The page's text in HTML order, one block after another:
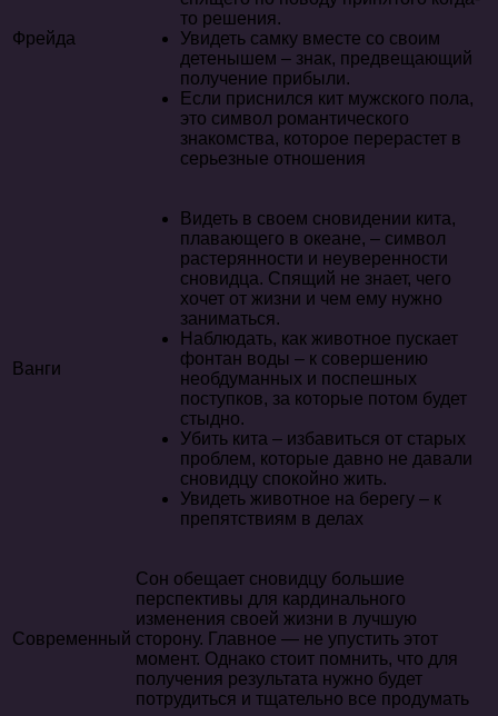
Фрейда
то решения.
Увидеть самку вместе со своим
детенышем – знак, предвещающий
получение прибыли.
Если приснился кит мужского пола,
это символ романтического
знакомства, которое перерастет в
серьезные отношения
Ванги
Видеть в своем сновидении кита,
плавающего в океане, – символ
растерянности и неуверенности
сновидца. Спящий не знает, чего
хочет от жизни и чем ему нужно
заниматься.
Наблюдать, как животное пускает
фонтан воды – к совершению
необдуманных и поспешных
поступков, за которые потом будет
стыдно.
Убить кита – избавиться от старых
проблем, которые давно не давали
сновидцу спокойно жить.
Увидеть животное на берегу – к
препятствиям в делах
Современный
Сон обещает сновидцу большие
перспективы для кардинального
изменения своей жизни в лучшую
сторону. Главное — не упустить этот
момент. Однако стоит помнить, что для
получения результата нужно будет
потрудиться и тщательно все продумать